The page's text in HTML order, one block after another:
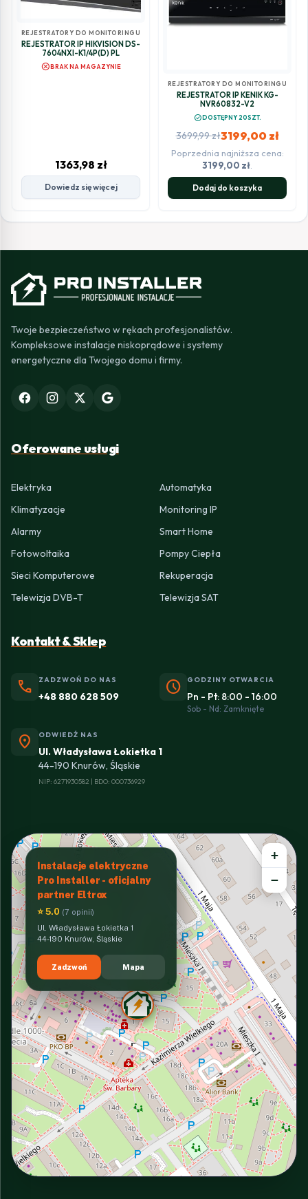
REJESTRATORY DO MONITORINGU
REJESTRATOR IP HIKVISION DS-
7604NXI-K1/4P(D) PL
cancelBRAK NA MAGAZYNIE
1363,98 zł
Dowiedz się więcej
REJESTRATORY DO MONITORINGU
REJESTRATOR IP KENIK KG-
NVR60832-V2
check_circleDOSTĘPNY 20SZT.
3699,99zł
Pierwotna
cena
wynosiła:
3199,00 zł
Aktualna
cena
wynosi:
Poprzednia najniższa cena:
3199,00 zł
Dodaj do koszyka
Twoje bezpieczeństwo w rękach profesjonalistów.
Kompleksowe instalacje niskoprądowe i systemy
energetyczne dla Twojego domu i firmy.
Oferowane usługi
Elektryka
Automatyka
Klimatyzacje
Monitoring IP
Alarmy
Smart Home
Fotowoltaika
Pompy Ciepła
Sieci Komputerowe
Rekuperacja
Telewizja DVB-T
Telewizja SAT
Kontakt & Sklep
phone ZADZWOŃ DO NAS
+48 880 628 509 schedule GODZINY OTWARCIA
Pn - Pt: 8:00 - 16:00
Sob - Nd: Zamknięte
location_on ODWIEDŹ NAS
Ul. Władysława Łokietka 1
44-190 Knurów, Śląskie
NIP: 6271930582 | BDO: 000736929
Instalacje elektryczne
Pro Installer - oficjalny
partner Eltrox
⭐ 5.0 (7 opinii)
Ul. Władysława Łokietka 1
44-190 Knurów, Śląskie
Zadzwoń Mapa
+
−
INTERACTIVE VIEW